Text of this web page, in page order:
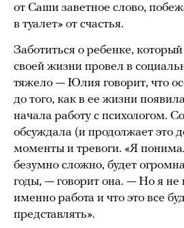
от Саши заветное слово,
в туалет» от счастья.
Заботиться о ребенке,
своей жизни провел в
тяжело — Юлия говорит, что
до того, как в ее жизни
начала работу с психологом.
обсуждала (и продолжает это
моменты и тревоги. «Я
безумно сложно, будет
годы, — говорит она. — Но я не
именно работа и что это все
представлять».